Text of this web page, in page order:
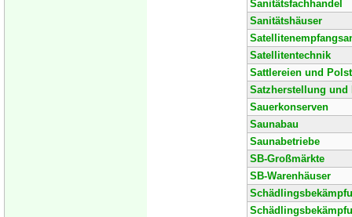
Sanitätsfachhandel
Sanitätshäuser
Satellitentechnik
Sattlereien und
Satzherstellung und
Sauerkonserven
Saunabau
Saunabetriebe
SB-Großmärkte
SB-Warenhäuser